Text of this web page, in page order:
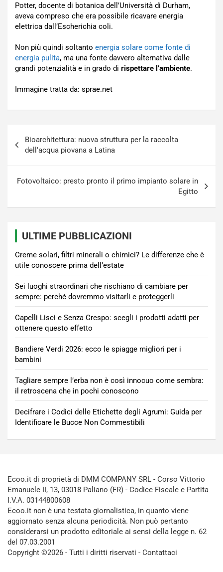
Potter, docente di botanica dell’Università di Durham,
aveva compreso che era possibile ricavare energia
elettrica dall’Escherichia coli.
Non più quindi soltanto energia solare come fonte di
energia pulita, ma una fonte davvero alternativa dalle
grandi potenzialità e in grado di rispettare l’ambiente.
Immagine tratta da: sprae.net
articoli
Bioarchitettura: nuova struttura per la raccolta
dell'acqua piovana a Latina
Fotovoltaico: presto pronto il primo impianto solare in
Egitto
ULTIME PUBBLICAZIONI
Creme solari, filtri minerali o chimici? Le differenze che è
utile conoscere prima dell’estate
Sei luoghi straordinari che rischiano di cambiare per
sempre: perché dovremmo visitarli e proteggerli
Capelli Lisci e Senza Crespo: scegli i prodotti adatti per
ottenere questo effetto
Bandiere Verdi 2026: ecco le spiagge migliori per i
bambini
Tagliare sempre l’erba non è così innocuo come sembra:
il retroscena che in pochi conoscono
Decifrare i Codici delle Etichette degli Agrumi: Guida per
Identificare le Bucce Non Commestibili
Ecoo.it di proprietà di DMM COMPANY SRL - Corso Vittorio
Emanuele II, 13, 03018 Paliano (FR) - Codice Fiscale e Partita
I.V.A. 03144800608
Ecoo.it non è una testata giornalistica, in quanto viene
aggiornato senza alcuna periodicità. Non può pertanto
considerarsi un prodotto editoriale ai sensi della legge n. 62
del 07.03.2001
Copyright ©2026 - Tutti i diritti riservati - Contattaci